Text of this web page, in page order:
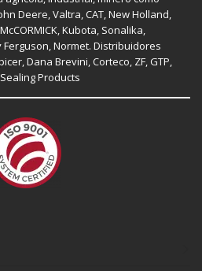
Deere , Valtra, CAT New Holland
, McCORMICK, Kubota , Sonalika,
Ferguson Normet. Distribuidores
, Dana Brevini, Corteco ZF GTP
Products